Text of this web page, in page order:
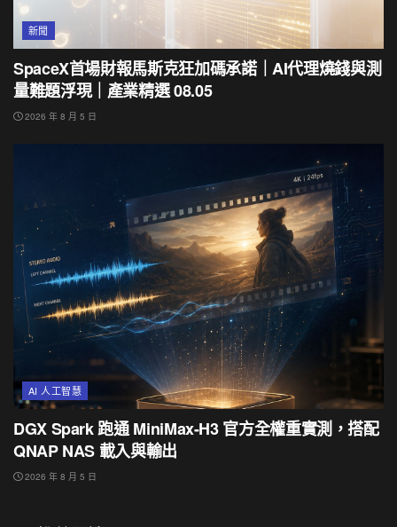
新聞
SpaceX首場財報馬斯克狂加碼承諾｜AI代理燒錢與測
量難題浮現｜產業精選 08.05
2026 年 8 月 5 日
AI 人工智慧
DGX Spark 跑通 MiniMax-H3 官方全權重實測，搭配
QNAP NAS 載入與輸出
2026 年 8 月 5 日